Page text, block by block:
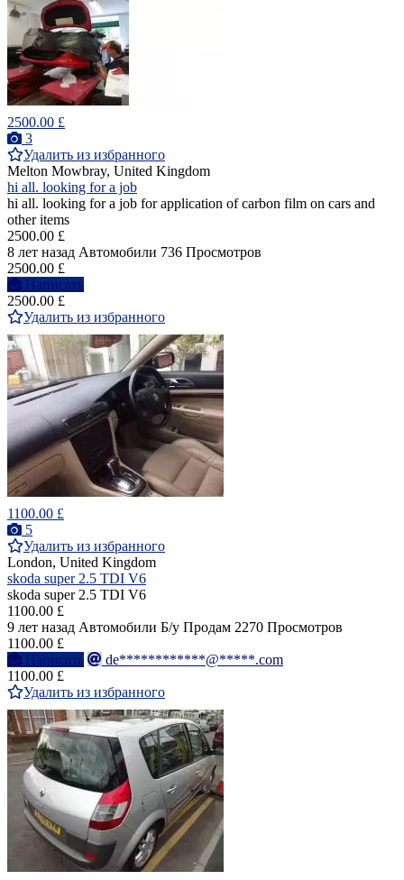
2500.00 £
3
Удалить из избранного
Melton Mowbray, United Kingdom
hi all. looking for a job
hi all. looking for a job for application of carbon film on cars and
other items
2500.00 £
8 лет назад Автомобили 736 Просмотров
2500.00 £
Написать
2500.00 £
Удалить из избранного
1100.00 £
5
Удалить из избранного
London, United Kingdom
skoda super 2.5 TDI V6
skoda super 2.5 TDI V6
1100.00 £
9 лет назад Автомобили Б/у Продам 2270 Просмотров
1100.00 £
Написать
de************@*****.com
1100.00 £
Удалить из избранного